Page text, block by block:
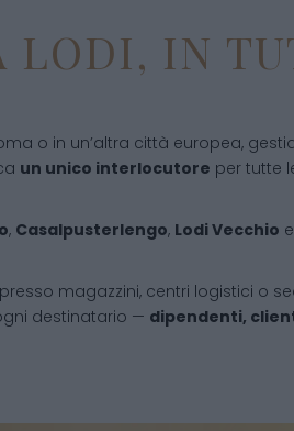
LODI, IN
o in un’altra città europea,
un unico interlocutore per tutte
, Casalpusterlengo, Lodi Vecchio
magazzini, centri logistici o
destinatario — dipendenti,